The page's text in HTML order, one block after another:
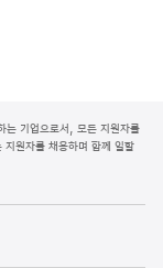
기업으로서, 모든 지원자를
원자를 채용하며 함께 일할